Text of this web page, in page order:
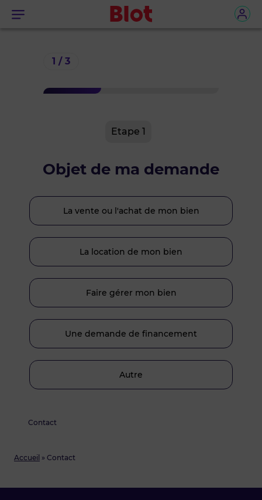
Menu
Accueil » Contact
Contact
1 / 3
Etape 1
Objet de ma demande
La vente ou l'achat de mon bien
La location de mon bien
Faire gérer mon bien
Une demande de financement
Autre